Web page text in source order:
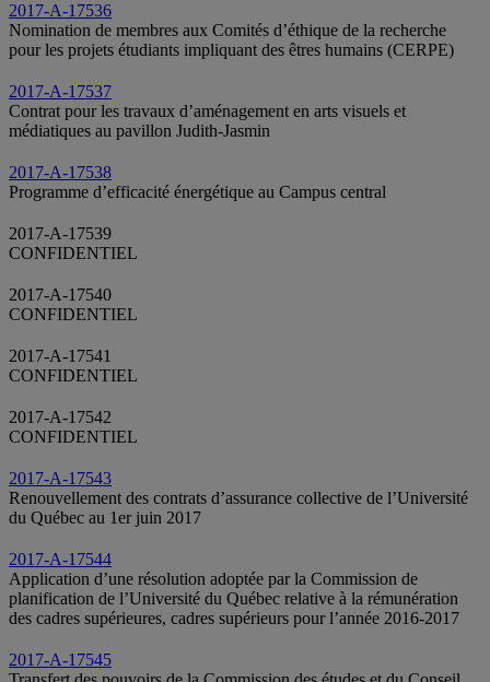
2017-A-17536
Nomination de membres aux Comités d’éthique de la recherche
pour les projets étudiants impliquant des êtres humains (CERPE)
2017-A-17537
Contrat pour les travaux d’aménagement en arts visuels et
médiatiques au pavillon Judith-Jasmin
2017-A-17538
Programme d’efficacité énergétique au Campus central
2017-A-17539
CONFIDENTIEL
2017-A-17540
CONFIDENTIEL
2017-A-17541
CONFIDENTIEL
2017-A-17542
CONFIDENTIEL
2017-A-17543
Renouvellement des contrats d’assurance collective de l’Université
du Québec au 1er juin 2017
2017-A-17544
Application d’une résolution adoptée par la Commission de
planification de l’Université du Québec relative à la rémunération
des cadres supérieures, cadres supérieurs pour l’année 2016-2017
2017-A-17545